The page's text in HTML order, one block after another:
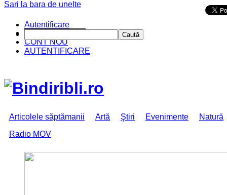
CINE SUNTEM?
CONT NOU
AUTENTIFICARE
Articolele săptămanii Artă Ştiri Evenimente
Natură
Radio MOV
Sari la bara de unelte
Autentificare
Caută